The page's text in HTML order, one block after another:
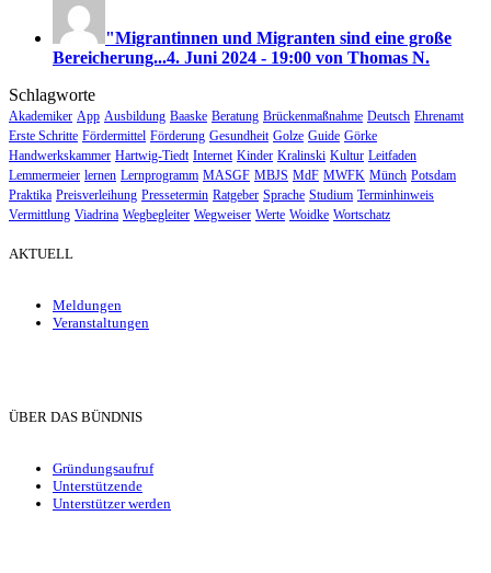
"Migrantinnen und Migranten sind eine große
Bereicherung...4. Juni 2024 - 19:00 von Thomas N.
Schlagworte
Akademiker App Ausbildung Baaske Beratung Brückenmaßnahme Deutsch Ehrenamt
Erste Schritte Fördermittel Förderung Gesundheit Golze Guide Görke
Handwerkskammer Hartwig-Tiedt Internet Kinder Kralinski Kultur Leitfaden
Lemmermeier lernen Lernprogramm MASGF MBJS MdF MWFK Münch Potsdam
Praktika Preisverleihung Pressetermin Ratgeber Sprache Studium Terminhinweis
Vermittlung Viadrina Wegbegleiter Wegweiser Werte Woidke Wortschatz
AKTUELL
Meldungen
Veranstaltungen
ÜBER DAS BÜNDNIS
Gründungsaufruf
Unterstützende
Unterstützer werden